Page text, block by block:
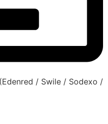
/ Swile / Sodexo /